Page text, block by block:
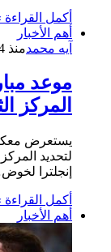
أكمل القراءة
أهم الأخبار
آيه محمدمنذ 4 أسابيع
موعد
المركز
يستعرض معكم
إنجلترا
أكمل القراءة
أهم الأخبار